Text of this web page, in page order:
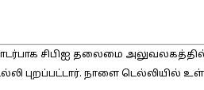
சிபிஐ தலைமை
புறப்பட்டார். நாளை டெல்லியில்